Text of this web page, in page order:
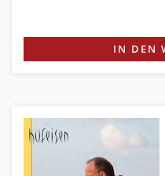
IN DEN